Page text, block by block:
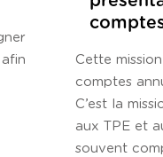
Cette
comptes
C’est la
aux TPE et
souvent